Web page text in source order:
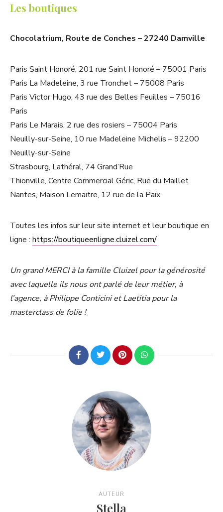
Les boutiques
Chocolatrium, Route de Conches – 27240 Damville
Paris Saint Honoré, 201 rue Saint Honoré – 75001 Paris
Paris La Madeleine, 3 rue Tronchet – 75008 Paris
Paris Victor Hugo, 43 rue des Belles Feuilles – 75016
Paris
Paris Le Marais, 2 rue des rosiers – 75004 Paris
Neuilly-sur-Seine, 10 rue Madeleine Michelis – 92200
Neuilly-sur-Seine
Strasbourg, Lathéral, 74 Grand’Rue
Thionville, Centre Commercial Géric, Rue du Maillet
Nantes, Maison Lemaitre, 12 rue de la Paix
Toutes les infos sur leur site internet et leur boutique en
ligne : https://boutiqueenligne.cluizel.com/
Un grand MERCI à la famille Cluizel pour la générosité
avec laquelle ils nous ont parlé de leur métier, à
l’agence, à Philippe Conticini et Laetitia pour la
masterclass de folie !
AUTEUR
Stella